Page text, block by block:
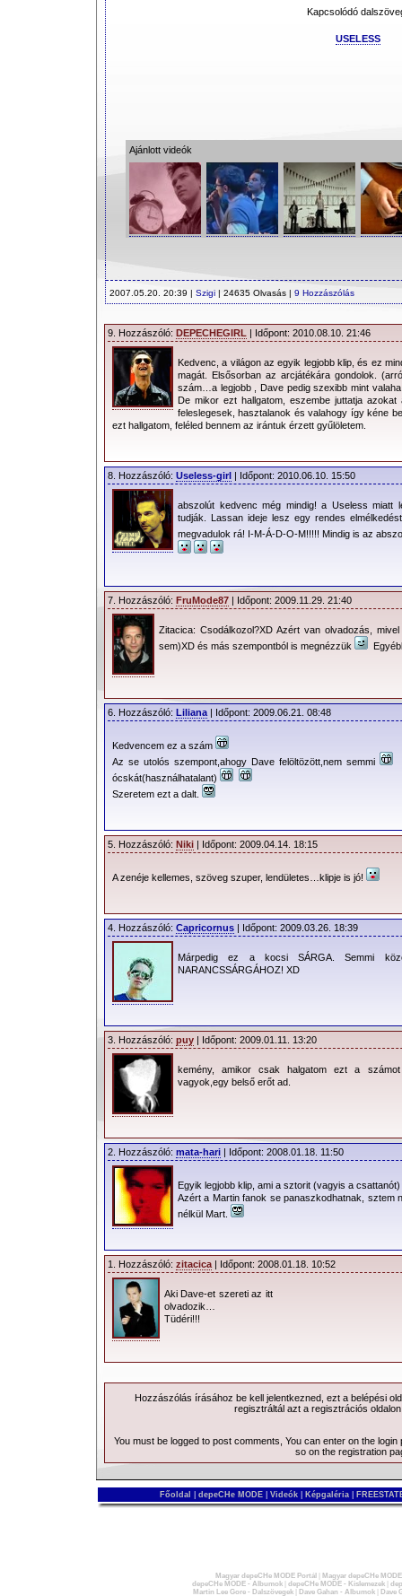
Kapcsolódó
USELESS
Ajánlott videók
2007.05.20. 20:39 | Szigi | 24635 Olvasás | 9 Hozzászólás
9. Hozzászóló: DEPECHEGIRL | Időpont: 2010.08.10. 21:46
Kedvenc, a világon az egyik legjobb klip, és ez
magát. Elsősorban az arcjátékára gondolok.
szám…a legjobb , Dave pedig szexibb mint
De mikor ezt hallgatom, eszembe juttatja
feleslegesek, hasztalanok és valahogy így kéne
ezt hallgatom, feléled bennem az irántuk érzett gyűlöletem.
8. Hozzászóló: Useless-girl | Időpont: 2010.06.10. 15:50
abszolút kedvenc még mindig! a Useless miatt
tudják. Lassan ideje lesz egy rendes
megvadulok rá! I-M-Á-D-O-M!!!!! Mindig is az
7. Hozzászóló: FruMode87 | Időpont: 2009.11.29. 21:40
Zitacica: Csodálkozol?XD Azért van olvadozás,
sem)XD és más szempontból is megnézzük
6. Hozzászóló: Liliana | Időpont: 2009.06.21. 08:48
Kedvencem ez a szám
Az se utolós szempont,ahogy Dave felöltözött,nem semmi
ócskát(használhatalant)
Szeretem ezt a dalt.
5. Hozzászóló: Niki | Időpont: 2009.04.14. 18:15
A zenéje kellemes, szöveg szuper, lendületes…klipje is jó!
4. Hozzászóló: Capricornus | Időpont: 2009.03.26. 18:39
Márpedig ez a kocsi SÁRGA. Semmi
NARANCSSÁRGÁHOZ! XD
3. Hozzászóló: puy | Időpont: 2009.01.11. 13:20
kemény, amikor csak halgatom ezt a
vagyok,egy belső erőt ad.
2. Hozzászóló: mata-hari | Időpont: 2008.01.18. 11:50
Egyik legjobb klip, ami a sztorit (vagyis a
Azért a Martin fanok se panaszkodhatnak, sztem
nélkül Mart.
1. Hozzászóló: zitacica | Időpont: 2008.01.18. 10:52
Aki Dave-et szereti az itt
olvadozik…
Tüdéri!!!
Hozzászólás írásához be kell jelentkezned, ezt a belépési
regisztráltál azt a regisztrációs
You must be logged to post comments, You can enter on the login
so on the registration
Főoldal depeCHe MODE Videók Képgaléria
Magyar depeCHe MODE Portál
Magyar depeCHe
depeCHe MODE - Albumok| depeCHe MODE - Kislemezek|
Martin Lee Gore - Dalszövegek| Dave Gahan - Albumok| Dave